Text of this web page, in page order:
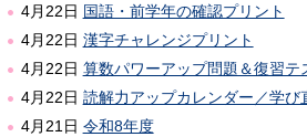
4月22日 国語・前学年の確認プリント
4月22日 漢字チャレンジプリント
4月22日 算数パワーアップ問題＆復習テ
4月22日 読解力アップカレンダー／学び
4月21日 令和8年度